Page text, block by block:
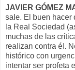
JAVIER GÓMEZ
sale. El buen hacer
la Real Sociedad
muchas de las
realizan contra él.
histórico con
intentar ser profeta